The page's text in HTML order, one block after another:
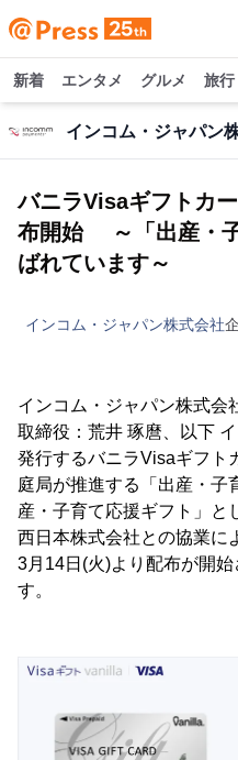
新着 エンタメ グルメ 旅行
インコム・ジャパン
バニラVisaギフトカ
布開始 ～「出産・
ばれています～
インコム・ジャパン株式会社
インコム・ジャパン株式会
取締役：荒井 琢麿、以下
発行するバニラVisaギフト
庭局が推進する「出産・子
産・子育て応援ギフト」と
西日本株式会社との協業に
3月14日(火)より配布が開
す。